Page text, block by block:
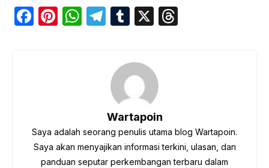
F
o
k
Pi W
p
T
gr
a
m
T
bl
X
Wartapoin
Saya adalah seorang penulis utama blog Wartapoin.
Saya akan menyajikan informasi terkini, ulasan, dan
panduan seputar perkembangan terbaru dalam